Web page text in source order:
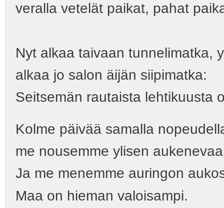
veralla vetelät paikat, pahat
Nyt alkaa taivaan tunnelimatka,
alkaa jo salon äijän siipimatka:
Seitsemän rautaista lehtikuusta
Kolme päivää samalla
me nousemme ylisen
Ja me menemme auringon
Maa on hieman valoisampi.